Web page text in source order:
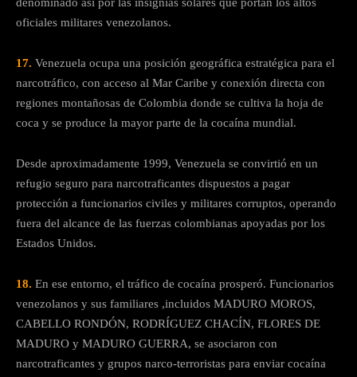
denominado así por las insignias solares que portan los altos
oficiales militares venezolanos.
17. Venezuela ocupa una posición geográfica estratégica para el
narcotráfico, con acceso al Mar Caribe y conexión directa con
regiones montañosas de Colombia donde se cultiva la hoja de
coca y se produce la mayor parte de la cocaína mundial.
Desde aproximadamente 1999, Venezuela se convirtió en un
refugio seguro para narcotraficantes dispuestos a pagar
protección a funcionarios civiles y militares corruptos, operando
fuera del alcance de las fuerzas colombianas apoyadas por los
Estados Unidos.
18. En ese entorno, el tráfico de cocaína prosperó. Funcionarios
venezolanos y sus familiares ,incluidos MADURO MOROS,
CABELLO RONDÓN, RODRÍGUEZ CHACÍN, FLORES DE
MADURO y MADURO GUERRA, se asociaron con
narcotraficantes y grupos narco-terroristas para enviar cocaína